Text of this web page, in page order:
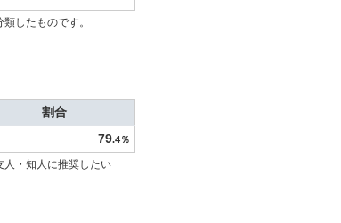
したものです。
割合
79.4％
・知人に推奨したい